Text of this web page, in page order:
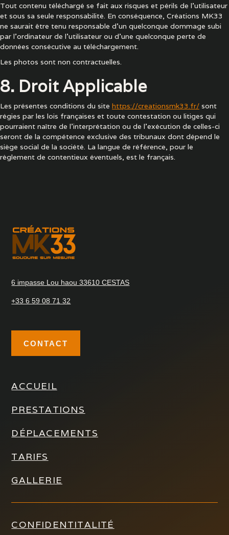
Tout contenu téléchargé se fait aux risques et périls de l'utilisateur
et sous sa seule responsabilité. En conséquence, Créations MK33
ne saurait être tenu responsable d'un quelconque dommage subi
par l'ordinateur de l'utilisateur ou d'une quelconque perte de
données consécutive au téléchargement.
Les photos sont non contractuelles.
8. Droit Applicable
Les présentes conditions du site https://creationsmk33.fr/ sont
régies par les lois françaises et toute contestation ou litiges qui
pourraient naître de l'interprétation ou de l'exécution de celles-ci
seront de la compétence exclusive des tribunaux dont dépend le
siège social de la société. La langue de référence, pour le
règlement de contentieux éventuels, est le français.
6 impasse Lou haou 33610 CESTAS
+33 6 59 08 71 32
CONTACT
ACCUEIL
PRESTATIONS
DÉPLACEMENTS
TARIFS
GALLERIE
CONFIDENTITALITÉ